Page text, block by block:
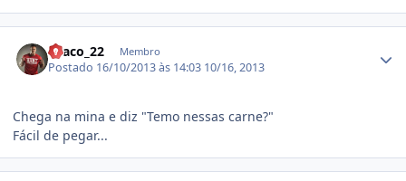
Graco_22 Membro
Postado 16/10/2013 às 14:03 10/16, 2013
Chega na mina e diz "Temo nessas carne?"
Fácil de pegar...